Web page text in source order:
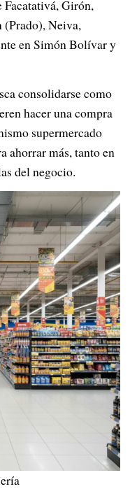
Facatativá, Girón,
Neiva,
en Simón Bolívar y
consolidarse como
hacer una compra
supermercado
ahorrar más, tanto en
del negocio.